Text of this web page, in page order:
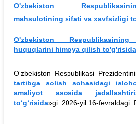
O'zbekiston
mahsulotining sifati va xavfsizligi
O'zbekiston Respublikasining
huquqlarini himoya qilish
Oʻzbekiston Respublikasi
tartibga solish sohasidagi
amaliyot asosida
toʻgʻrisida»gi 2026-yil 16-fevraldagi